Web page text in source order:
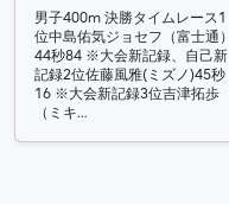
男子400m 決勝タイムレース1
位中島佑気ジョセフ（富士通）
44秒84 ※大会新記録、自己新
記録2位佐藤風雅(ミズノ)45秒
16 ※大会新記録3位吉津拓歩
（ミキ…